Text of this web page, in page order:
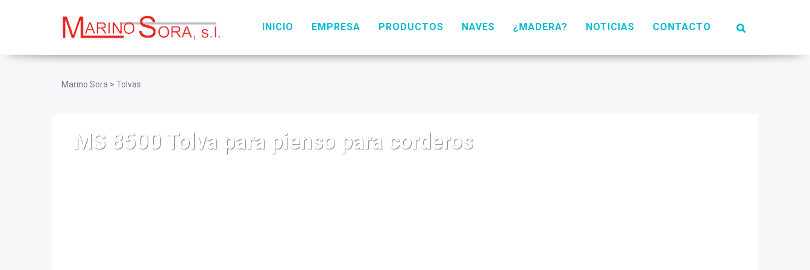
INICIO EMPRESA PRODUCTOS NAVES ¿MADERA? NOTICIAS CONTACTO
Marino Sora > Tolvas
MS 8500 Tolva para pienso para corderos